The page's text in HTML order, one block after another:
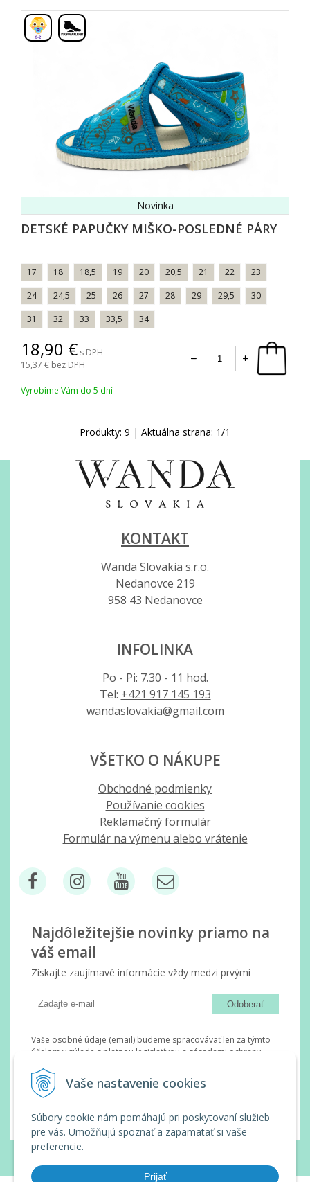
Vaše nastavenie cookies
Súbory cookie nám pomáhajú pri poskytovaní služieb
pre vás. Umožňujú spoznať a zapamätať si vaše
preferencie.
Prijať
DETSKÉ PAPUČKY MIŠKO-POSLEDNÉ PÁRY
Novinka
17 18 18,5 19 20 20,5 21 22
23
24
24,5 25 26 27 28 29 29,5
30
31
32 33 33,5 34
18,90
s DPH
15,37 bez DPH
Vyrobíme Vám do 5 dní
Produkty: 9 | Aktuálna strana: 1/1
KONTAKT
Wanda Slovakia s.r.o.
Nedanovce 219
958 43 Nedanovce
INFOLINKA
Po - Pi: 7.30 - 11 hod.
Tel: +421 917 145 193
wandaslovakia@gmail.com
VŠETKO O NÁKUPE
Obchodné podmienky
Používanie cookies
Reklamačný formulár
Formulár na výmenu alebo vrátenie
Najdôležitejšie novinky priamo na
váš email
Získajte zaujímavé informácie vždy medzi prvými
Odoberať
Vaše osobné údaje (email) budeme spracovávať len za týmto
účelom v súlade s platnou legislatívou a zásadami ochrany
vám pošleme na váš email. Súhlas môžete kedykoľvek odvolať
písomne, emailom alebo kliknutím na odkaz z ktoréhokoľvek
informačného emailu.
© 2026 Wanda Slovakia •
spoločnostiWEBYGROUP